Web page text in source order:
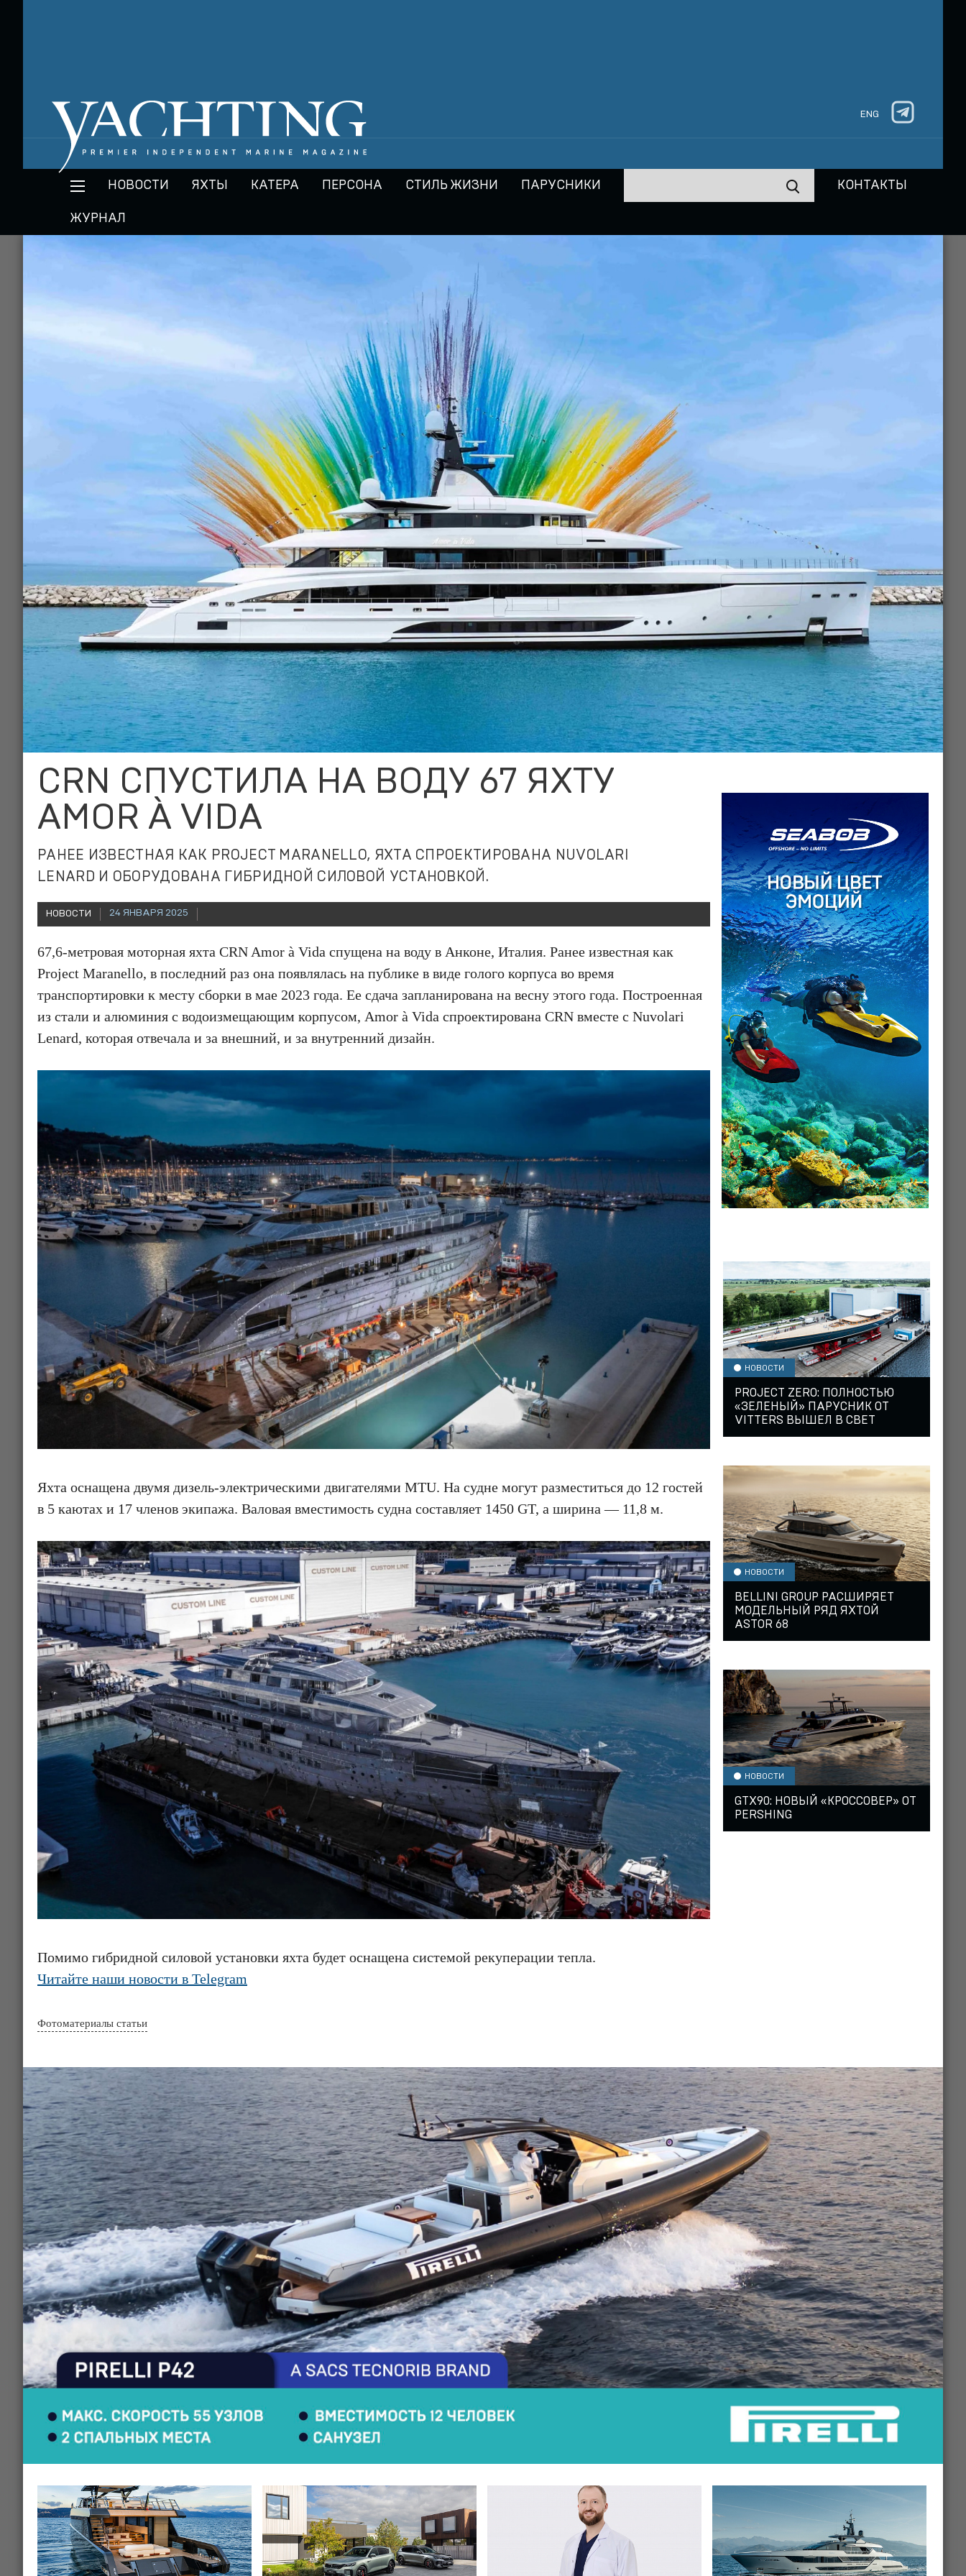
ENG
НОВОСТИ ЯХТЫ КАТЕРА ПЕРСОНА СТИЛЬ ЖИЗНИ ПАРУСНИКИ КОНТАКТЫ
ЖУРНАЛ
CRN СПУСТИЛА НА ВОДУ 67 ЯХТУ
AMOR À VIDA
РАНЕЕ ИЗВЕСТНАЯ КАК PROJECT MARANELLO, ЯХТА СПРОЕКТИРОВАНА NUVOLARI
LENARD И ОБОРУДОВАНА ГИБРИДНОЙ СИЛОВОЙ УСТАНОВКОЙ.
НОВОСТИ 24 ЯНВАРЯ 2025
67,6-метровая моторная яхта CRN Amor à Vida спущена на воду в Анконе, Италия. Ранее известная как
Project Maranello, в последний раз она появлялась на публике в виде голого корпуса во время
транспортировки к месту сборки в мае 2023 года. Ее сдача запланирована на весну этого года. Построенная
из стали и алюминия с водоизмещающим корпусом, Amor à Vida спроектирована CRN вместе с Nuvolari
Lenard, которая отвечала и за внешний, и за внутренний дизайн.
Яхта оснащена двумя дизель-электрическими двигателями MTU. На судне могут разместиться до 12 гостей
в 5 каютах и 17 членов экипажа. Валовая вместимость судна составляет 1450 GT, а ширина — 11,8 м.
Помимо гибридной силовой установки яхта будет оснащена системой рекуперации тепла.
Читайте наши новости в Telegram
Фотоматериалы статьи
НОВОСТИ
PROJECT ZERO: ПОЛНОСТЬЮ
«ЗЕЛЕНЫЙ» ПАРУСНИК ОТ
VITTERS ВЫШЕЛ В СВЕТ
НОВОСТИ
BELLINI GROUP РАСШИРЯЕТ
МОДЕЛЬНЫЙ РЯД ЯХТОЙ
ASTOR 68
НОВОСТИ
GTX90: НОВЫЙ «КРОССОВЕР» ОТ
PERSHING